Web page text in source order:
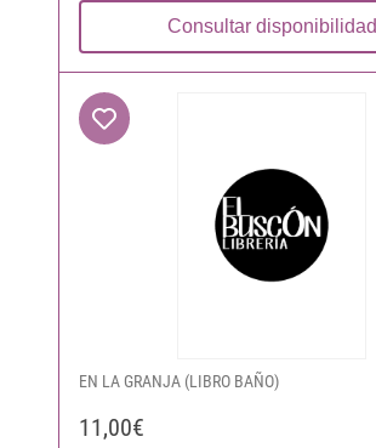
Consultar disponibilidad
EN LA GRANJA (LIBRO BAÑO)
11,00€